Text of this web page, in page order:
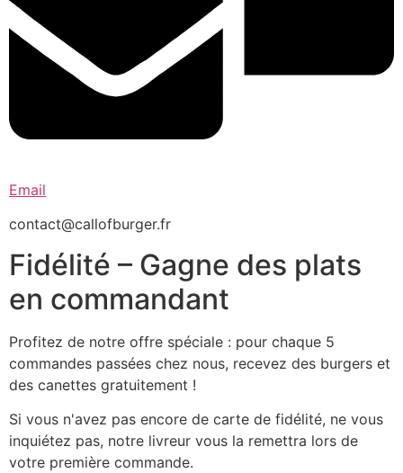
Email
contact@callofburger.fr
Fidélité – Gagne des plats
en commandant
Profitez de notre offre spéciale : pour chaque 5
commandes passées chez nous, recevez des burgers et
des canettes gratuitement !
Si vous n'avez pas encore de carte de fidélité, ne vous
inquiétez pas, notre livreur vous la remettra lors de
votre première commande.